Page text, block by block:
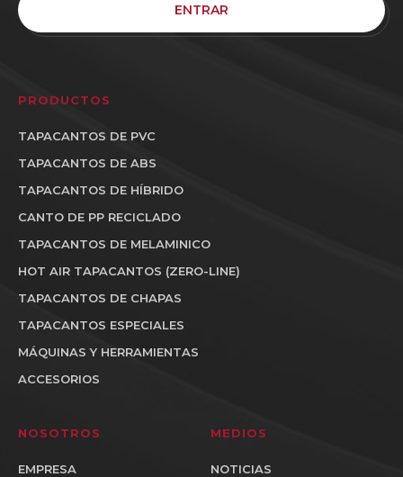
ENTRAR
PRODUCTOS
TAPACANTOS DE PVC
TAPACANTOS DE ABS
TAPACANTOS DE HÍBRIDO
CANTO DE PP RECICLADO
TAPACANTOS DE MELAMINICO
HOT AIR TAPACANTOS (ZERO-LINE)
TAPACANTOS DE CHAPAS
TAPACANTOS ESPECIALES
MÁQUINAS Y HERRAMIENTAS
ACCESORIOS
NOSOTROS
EMPRESA
MEDIOS
NOTICIAS